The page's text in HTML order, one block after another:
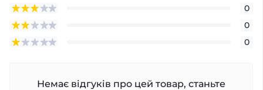
0
0
0
Немає відгуків про цей товар, станьте